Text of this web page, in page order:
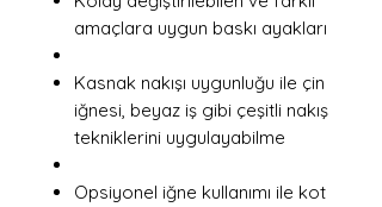
amaçlara uygun baskı ayakları
Kasnak nakışı uygunluğu ile çin
iğnesi, beyaz iş gibi çeşitli nakış
tekniklerini uygulayabilme
Opsiyonel iğne kullanımı ile kot